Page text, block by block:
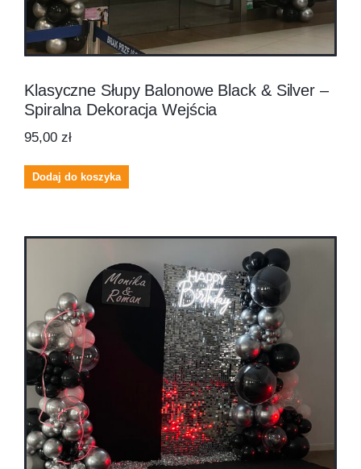
Klasyczne Słupy Balonowe Black & Silver –
Spiralna Dekoracja Wejścia
95,00 zł
Dodaj do koszyka